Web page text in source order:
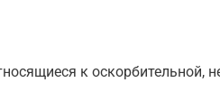
к оскорбительной,